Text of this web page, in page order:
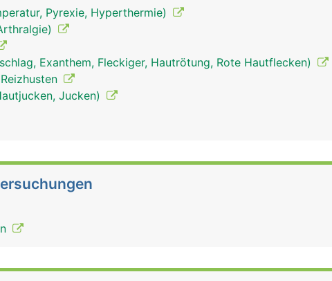
Pyrexie, Hyperthermie)
Exanthem, Fleckiger, Hautrötung, Rote Hautflecken)
Jucken)